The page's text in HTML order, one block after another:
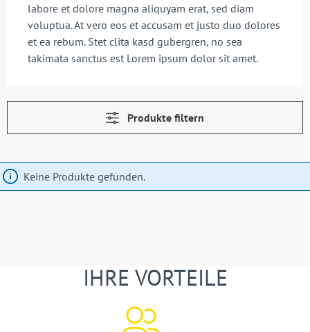
labore et dolore magna aliquyam erat, sed diam
voluptua. At vero eos et accusam et justo duo dolores
et ea rebum. Stet clita kasd gubergren, no sea
takimata sanctus est Lorem ipsum dolor sit amet.
Produkte filtern
Keine Produkte gefunden.
IHRE VORTEILE